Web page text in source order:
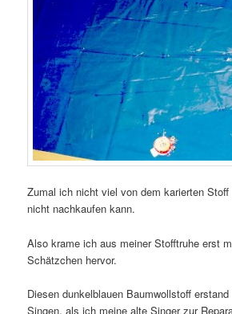
Zumal ich nicht viel von dem karierten
nicht nachkaufen kann.
Also krame ich aus meiner Stofftruhe erst
Schätzchen hervor.
Diesen dunkelblauen Baumwollstoff
Singen, als ich meine alte Singer zur